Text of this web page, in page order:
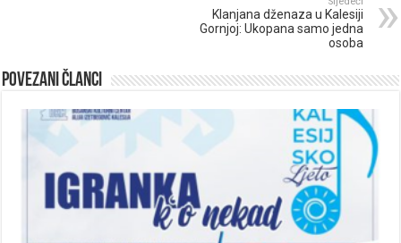
Klanjana dženaza u Kalesiji
Gornjoj: Ukopana samo jedna
osoba
Povezani članci